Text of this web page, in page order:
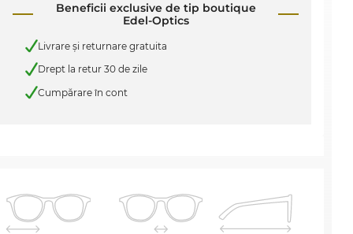
Beneficii exclusive de tip boutique
Edel-Optics
Livrare şi returnare gratuita
Drept la retur 30 de zile
Cumpărare în cont